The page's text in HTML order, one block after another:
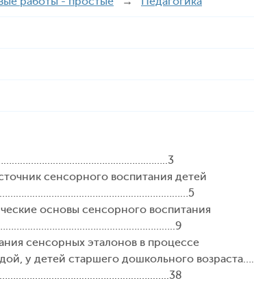
сенсорного воспитания детей
основы сенсорного воспитания
сенсорных эталонов в процессе
у детей старшего дошкольного